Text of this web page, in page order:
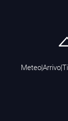
Meteo|Arrivo|